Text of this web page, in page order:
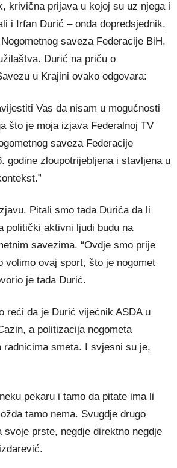
krivična prijava u kojoj su uz njega i
i Irfan Durić – onda dopredsjednik,
saveza Federacije BiH.
Durić na priču o
u Krajini ovako odgovara:
Vas da nisam u mogućnosti
što je moja izjava Federalnoj TV
saveza Federacije
godine zloupotrijebljena i stavljena u
Pitali smo tada Durića da li
politički aktivni ljudi budu na
savezima. “Ovdje smo prije
volimo ovaj sport, što je nogomet
je tada Durić.
reći da je Durić vijećnik ASDA u
a politizacija nogometa
smeta. I svjesni su je,
pekaru i tamo da pitate ima li
tamo nema. Svugdje drugo
svoje prste, negdje direktno negdje